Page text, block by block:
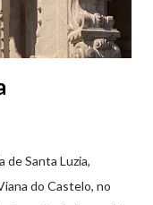
de Santa Luzia,
do Castelo, no